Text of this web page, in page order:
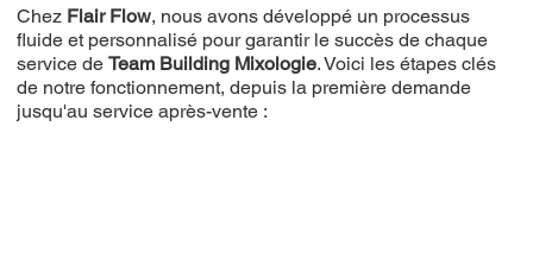
Chez Flair Flow, nous avons développé un processus
fluide et personnalisé pour garantir le succès de chaque
service deTeam Building Mixologie. Voici les étapes clés
de notre fonctionnement, depuis la première demande
jusqu'au service après-vente :